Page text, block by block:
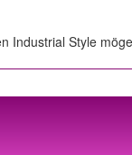
Industrial Style